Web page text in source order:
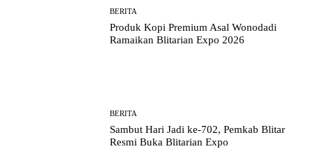
BERITA
Produk Kopi Premium Asal Wonodadi
Ramaikan Blitarian Expo 2026
BERITA
Sambut Hari Jadi ke-702, Pemkab Blitar
Resmi Buka Blitarian Expo